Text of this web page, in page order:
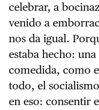
celebrar, a
venido a
nos da igual.
estaba hecho:
comedida, como
todo, el
en eso: consentir